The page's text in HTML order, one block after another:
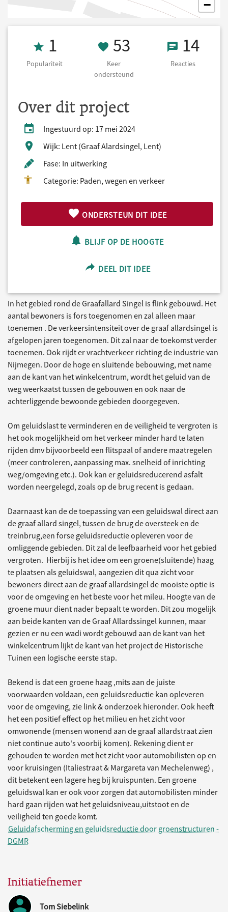
−
Populariteit 1
1
Populariteit
53 Keer
53
Keer
ondersteund
1414
Reacties
Over dit project
Ingestuurd op: 17 mei 2024
Wijk: Lent (Graaf Alardsingel, Lent)
Fase: In uitwerking
Categorie: Paden, wegen en verkeer
ONDERSTEUN DIT IDEE
BLIJF OP DE HOOGTE
DEEL DIT IDEE
In het gebied rond de Graafallard Singel is flink gebouwd. Het
aantal bewoners is fors toegenomen en zal alleen maar
toenemen . De verkeersintensiteit over de graaf allardsingel is
afgelopen jaren toegenomen. Dit zal naar de toekomst verder
toenemen. Ook rijdt er vrachtverkeer richting de industrie van
Nijmegen. Door de hoge en sluitende bebouwing, met name
aan de kant van het winkelcentrum, wordt het geluid van de
weg weerkaatst tussen de gebouwen en ook naar de
achterliggende bewoonde gebieden doorgegeven.
Om geluidslast te verminderen en de veiligheid te vergroten is
het ook mogelijkheid om het verkeer minder hard te laten
rijden dmv bijvoorbeeld een flitspaal of andere maatregelen
(meer controleren, aanpassing max. snelheid of inrichting
weg/omgeving etc.). Ook kan er geluidsreducerend asfalt
worden neergelegd, zoals op de brug recent is gedaan.
Daarnaast kan de de toepassing van een geluidswal direct aan
de graaf allard singel, tussen de brug de oversteek en de
treinbrug,een forse geluidsreductie opleveren voor de
omliggende gebieden. Dit zal de leefbaarheid voor het gebied
vergroten. Hierbij is het idee om een groene(sluitende) haag
te plaatsen als geluidswal, aangezien dit qua zicht voor
bewoners direct aan de graaf allardsingel de mooiste optie is
voor de omgeving en het beste voor het mileu. Hoogte van de
groene muur dient nader bepaalt te worden. Dit zou mogelijk
aan beide kanten van de Graaf Allardssingel kunnen, maar
gezien er nu een wadi wordt gebouwd aan de kant van het
winkelcentrum lijkt de kant van het project de Historische
Tuinen een logische eerste stap.
Bekend is dat een groene haag ,mits aan de juiste
voorwaarden voldaan, een geluidsreductie kan opleveren
voor de omgeving, zie link & onderzoek hieronder. Ook heeft
het een positief effect op het milieu en het zicht voor
omwonende (mensen wonend aan de graaf allardstraat zien
niet continue auto's voorbij komen). Rekening dient er
gehouden te worden met het zicht voor automobilisten op en
voor kruisingen (Italiestraat & Margareta van Mechelenweg) ,
dit betekent een lagere heg bij kruispunten. Een groene
geluidswal kan er ook voor zorgen dat automobilisten minder
hard gaan rijden wat het geluidsniveau,uitstoot en de
veiligheid ten goede komt.
Geluidafscherming en geluidsreductie door groenstructuren -
DGMR
Initiatiefnemer
Tom Siebelink